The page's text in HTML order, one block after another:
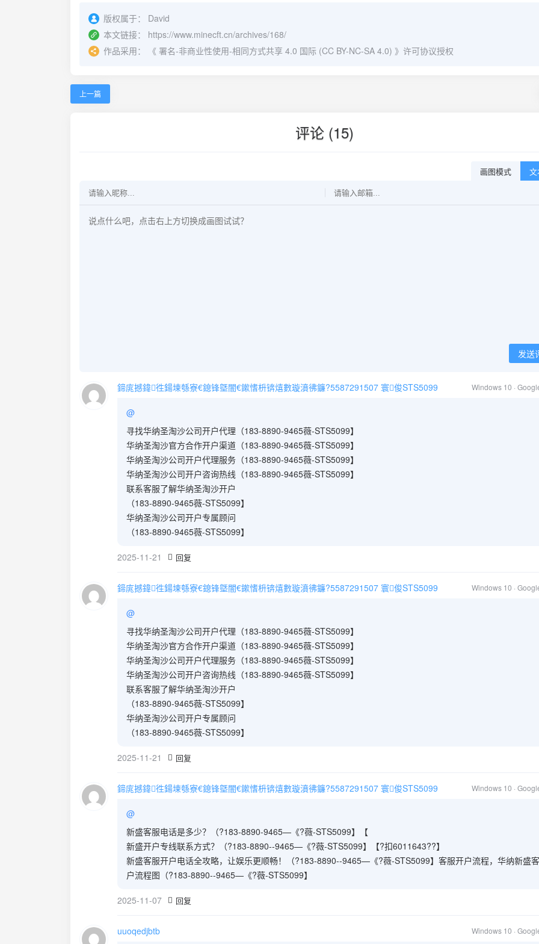
版权属于：
David
本文链接：
https://www.minecft.cn/archives/168/
作品采用：
《 署名-非商业性使用-相同方式共享 4.0 国际 (CC BY-NC-SA 4.0) 》许可协议授权
上一篇
评论 (15)
画图模式 文
发送
鍗庣撼鍏徃鍚堜綔寮€鎴锋墍闇€鏉愭枡锛熺數璇濆彿鐮?5587291507 寰俊STS5099 Windows 10 ·
@
寻找华纳圣淘沙公司开户代理（183-8890-9465薇-STS5099】
华纳圣淘沙官方合作开户渠道（183-8890-9465薇-STS5099】
华纳圣淘沙公司开户代理服务（183-8890-9465薇-STS5099】
华纳圣淘沙公司开户咨询热线（183-8890-9465薇-STS5099】
联系客服了解华纳圣淘沙开户
（183-8890-9465薇-STS5099】
华纳圣淘沙公司开户专属顾问
（183-8890-9465薇-STS5099】
2025-11-21 回复
鍗庣撼鍏徃鍚堜綔寮€鎴锋墍闇€鏉愭枡锛熺數璇濆彿鐮?5587291507 寰俊STS5099 Windows 10 ·
@
寻找华纳圣淘沙公司开户代理（183-8890-9465薇-STS5099】
华纳圣淘沙官方合作开户渠道（183-8890-9465薇-STS5099】
华纳圣淘沙公司开户代理服务（183-8890-9465薇-STS5099】
华纳圣淘沙公司开户咨询热线（183-8890-9465薇-STS5099】
联系客服了解华纳圣淘沙开户
（183-8890-9465薇-STS5099】
华纳圣淘沙公司开户专属顾问
（183-8890-9465薇-STS5099】
2025-11-21 回复
鍗庣撼鍏徃鍚堜綔寮€鎴锋墍闇€鏉愭枡锛熺數璇濆彿鐮?5587291507 寰俊STS5099 Windows 10 ·
@
新盛客服电话是多少？（?183-8890-9465—《?薇-STS5099】【
新盛开户专线联系方式？（?183-8890--9465—《?薇-STS5099】【?扣6011643??】
新盛客服开户电话全攻略，让娱乐更顺畅！（?183-8890--9465—《?薇-STS5099】客服开户流程，华纳新盛
户流程图（?183-8890--9465—《?薇-STS5099】
2025-11-07 回复
uuoqedjbtb Windows 10 ·